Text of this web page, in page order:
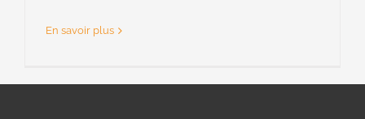
En savoir plus